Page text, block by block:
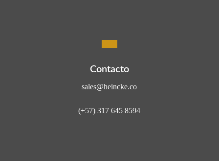
Contacto
sales@heincke.co
(+57) 317 645 8594